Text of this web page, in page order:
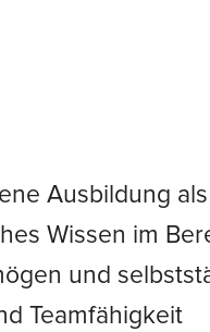
Ausbildung
Wissen im
und
Teamfähigkeit